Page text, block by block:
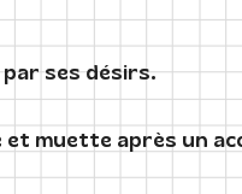
par ses désirs.
muette après un